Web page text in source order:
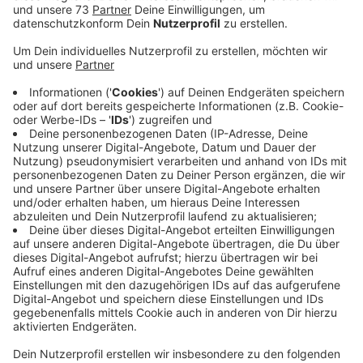
Veröffentlicht:Donnerstag, 22.08.2024 13:15
Anzeige
Verpachtung von Vereinsdächern für
Solaranlagen
Anzeige
Der Verband bietet ein kostenfreies Seminar zu dem
Thema an, am 10. Oktober 2024 m SportCentrum
Kaiserau in Kamen und lädt alle Vereine aus dem
Einzugsbereich dazu ein. Es wird darum gehen, welche
grundlegenden Voraussetzungen für eine Solaranlage
im Verein wichtig sind und wie es mit der Verpachtung
von Vereinsdächern aussieht.
zu dem Seminar.